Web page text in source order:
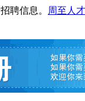
聘信息。 周至人